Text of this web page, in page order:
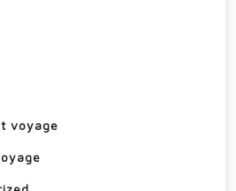
voyage